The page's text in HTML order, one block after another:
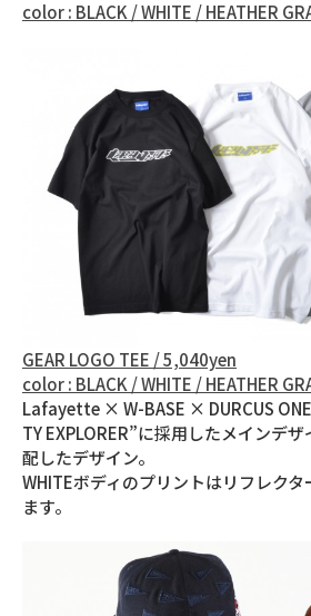
color : BLACK / WHITE / HEATHER
GEAR LOGO TEE / 5,040yen
color : BLACK / WHITE / HEATHER
Lafayette × W-BASE × DURCUS ONE
TY EXPLORER”に採用したメインデ
配したデザイン。
WHITEボディのプリントはリフレク
ます。